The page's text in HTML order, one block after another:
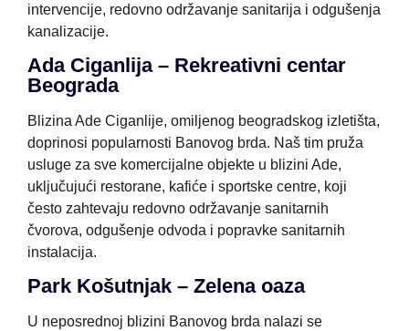
intervencije, redovno održavanje sanitarija i odgušenja
kanalizacije.
Ada Ciganlija – Rekreativni centar
Beograda
Blizina Ade Ciganlije, omiljenog beogradskog izletišta,
doprinosi popularnosti Banovog brda. Naš tim pruža
usluge za sve komercijalne objekte u blizini Ade,
uključujući restorane, kafiće i sportske centre, koji
često zahtevaju redovno održavanje sanitarnih
čvorova, odgušenje odvoda i popravke sanitarnih
instalacija.
Park Košutnjak – Zelena oaza
U neposrednoj blizini Banovog brda nalazi se